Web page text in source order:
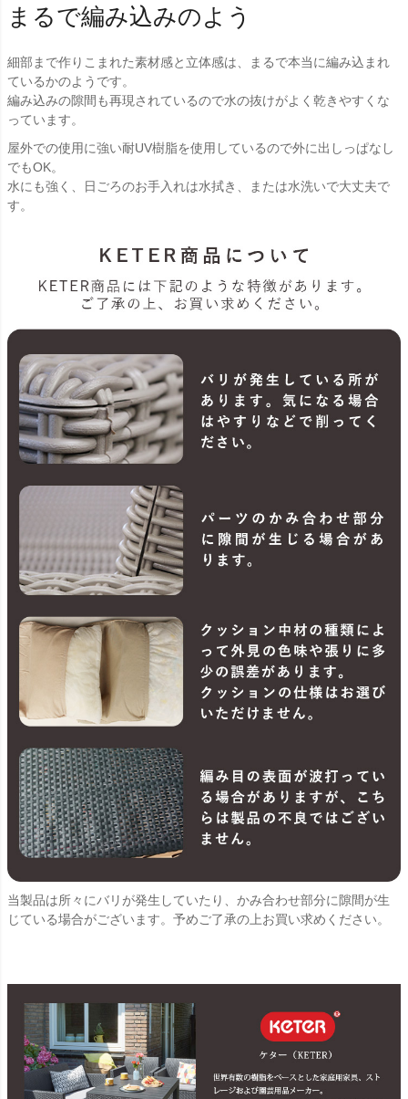
まるで編み込みのよう
細部まで作りこまれた素材感と立体感は、まるで本当に編み込まれ
ているかのようです。
編み込みの隙間も再現されているので水の抜けがよく乾きやすくな
っています。
屋外での使用に強い耐UV樹脂を使用しているので外に出しっぱなし
でもOK。
水にも強く、日ごろのお手入れは水拭き、または水洗いで大丈夫で
す。
当製品は所々にバリが発生していたり、かみ合わせ部分に隙間が生
じている場合がございます。予めご了承の上お買い求めください。